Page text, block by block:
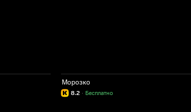
Морозко
8.2 Бесплатно
·